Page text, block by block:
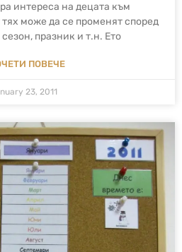
интереса на децата към
може да се променят според
празник и т.н. Ето
ПОВЕЧЕ
23, 2011